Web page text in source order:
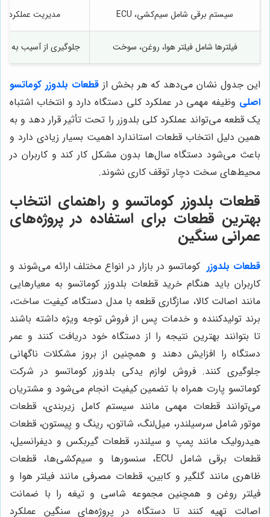
سیستم برقی شامل سیم‌کشی، ECU مدیریت عملکرد
فیلترها شامل فیلتر هوا، روغن، سوخت جلوگیری از آسیب به
این جدول نشان می‌دهد که هر بخش از قطعات بلدوزر کوماتسو
اصلی وظیفه مهمی در عملکرد کلی دستگاه دارد و انتخاب اشتباه
یک قطعه می‌تواند عملکرد کلی بلدوزر را تحت تأثیر قرار دهد و به
همین دلیل انتخاب قطعات استاندارد اهمیت بسیار زیادی دارد و
باعث می‌شود دستگاه سال‌ها بدون مشکل کار کند و کاربران در
محیط‌های سخت دچار توقف کاری نشوند.
قطعات بلدوزر کوماتسو و راهنمای انتخاب
بهترین قطعات برای استفاده در پروژه‌های
عمرانی سنگین
قطعات بلدوزر کوماتسو در بازار در انواع مختلف ارائه می‌شوند و
کاربران باید هنگام خرید قطعات بلدوزر کوماتسو به معیارهایی
مانند اصالت کالا، سازگاری قطعه با مدل دستگاه، کیفیت ساخت،
برند تولیدکننده و خدمات پس از فروش توجه ویژه داشته باشند
تا بتوانند بهترین نتیجه را از دستگاه خود دریافت کنند و عمر
دستگاه را افزایش دهند و همچنین از بروز مشکلات ناگهانی
جلوگیری کنند. فروش لوازم یدکی بلدوزر کوماتسو در شرکت
کوماتسو پارت همراه با تضمین کیفیت انجام می‌شود و مشتریان
می‌توانند قطعات مهمی مانند سیستم کامل زیربندی، قطعات
موتور شامل سرسیلندر، میل‌لنگ، شاتون، رینگ و پیستون، قطعات
هیدرولیک مانند پمپ و سیلندر، قطعات گیربکس و دیفرانسیل،
قطعات برقی شامل ECU، سنسورها و سیم‌کشی‌ها، قطعات
ظاهری مانند گلگیر و کابین، قطعات مصرفی مانند فیلتر هوا و
فیلتر روغن و همچنین مجموعه شاسی و تیغه را با ضمانت
اصالت تهیه کنند تا دستگاه در پروژه‌های سنگین عملکرد